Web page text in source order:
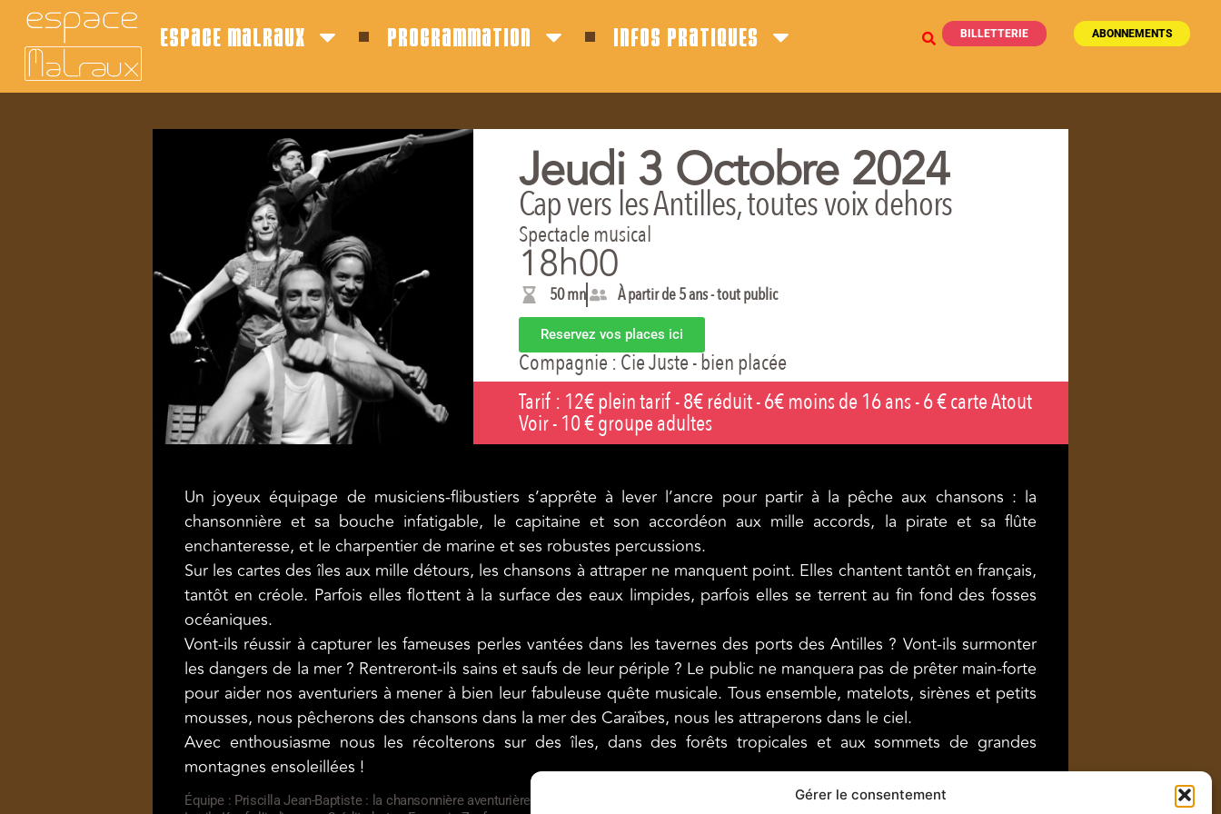
Gérer le consentement
espace malraux programmation infos pratiques BILLETTERIE ABONNEMENTS
Jeudi 3 Octobre 2024
Cap vers les Antilles, toutes voix dehors
Spectacle musical
18h00
50 mn À partir de 5 ans - tout public
Reservez vos places ici
Compagnie : Cie Juste - bien placée
Tarif : 12€ plein tarif - 8€ réduit - 6€ moins de 16 ans - 6 € carte Atout
Voir - 10 € groupe adultes
Un joyeux équipage de musiciens-flibustiers s’apprête à lever l’ancre pour partir à la pêche aux chansons : la
chansonnière et sa bouche infatigable, le capitaine et son accordéon aux mille accords, la pirate et sa flûte
enchanteresse, et le charpentier de marine et ses robustes percussions.
Sur les cartes des îles aux mille détours, les chansons à attraper ne manquent point. Elles chantent tantôt en français,
tantôt en créole. Parfois elles flottent à la surface des eaux limpides, parfois elles se terrent au fin fond des fosses
océaniques.
Vont-ils réussir à capturer les fameuses perles vantées dans les tavernes des ports des Antilles ? Vont-ils surmonter
les dangers de la mer ? Rentreront-ils sains et saufs de leur périple ? Le public ne manquera pas de prêter main-forte
pour aider nos aventuriers à mener à bien leur fabuleuse quête musicale. Tous ensemble, matelots, sirènes et petits
mousses, nous pêcherons des chansons dans la mer des Caraïbes, nous les attraperons dans le ciel.
Avec enthousiasme nous les récolterons sur des îles, dans des forêts tropicales et aux sommets de grandes
montagnes ensoleillées !
Équipe : Priscilla Jean-Baptiste : la chansonnière aventurière – Frédéric Mermet : le charpentier du bateau – Fabrice Kieffer : le capitaine du bateau –